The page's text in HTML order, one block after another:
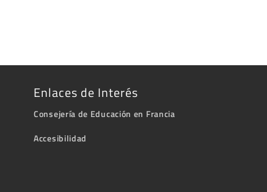
Enlaces de Interés
Consejería de Educación en Francia
Accesibilidad